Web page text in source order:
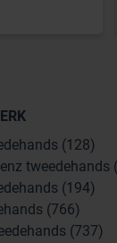
(128)
tweedehands
(194)
(766)
(737)